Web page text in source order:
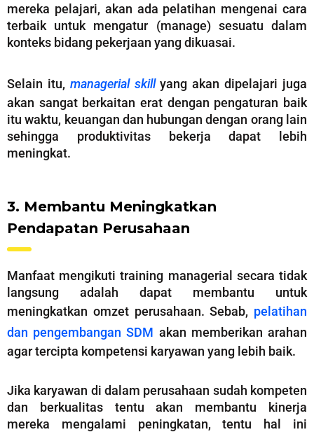
mereka pelajari, akan ada pelatihan mengenai cara
terbaik untuk mengatur (manage) sesuatu dalam
konteks bidang pekerjaan yang dikuasai.
Selain itu, managerial skillyang akan dipelajari juga
akan sangat berkaitan erat dengan pengaturan baik
itu waktu, keuangan dan hubungan dengan orang lain
sehingga produktivitas bekerja dapat lebih
meningkat.
3. Membantu Meningkatkan
Pendapatan Perusahaan
Manfaat mengikuti training managerial secara tidak
langsung adalah dapat membantu untuk
meningkatkan omzet perusahaan. Sebab, pelatihan
dan pengembangan SDM akan memberikan arahan
agar tercipta kompetensi karyawan yang lebih baik.
Jika karyawan di dalam perusahaan sudah kompeten
dan berkualitas tentu akan membantu kinerja
mereka mengalami peningkatan, tentu hal ini